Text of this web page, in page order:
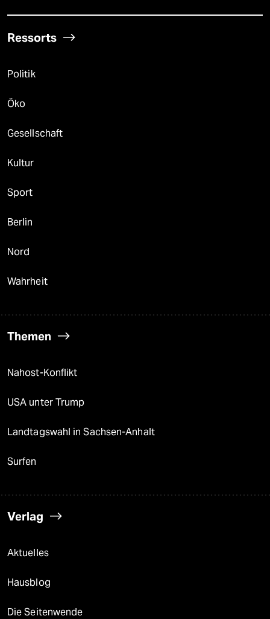
Ressorts
Politik
Öko
Gesellschaft
Kultur
Sport
Berlin
Nord
Wahrheit
Themen
Nahost-Konflikt
USA unter Trump
Landtagswahl in Sachsen-Anhalt
Surfen
Verlag
Aktuelles
Hausblog
Die Seitenwende